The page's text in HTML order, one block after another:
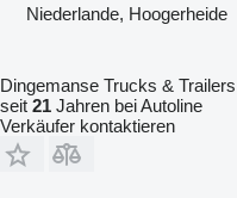
Niederlande, Hoogerheide
Dingemanse Trucks & Trailers
seit 21 Jahren bei Autoline
Verkäufer kontaktieren